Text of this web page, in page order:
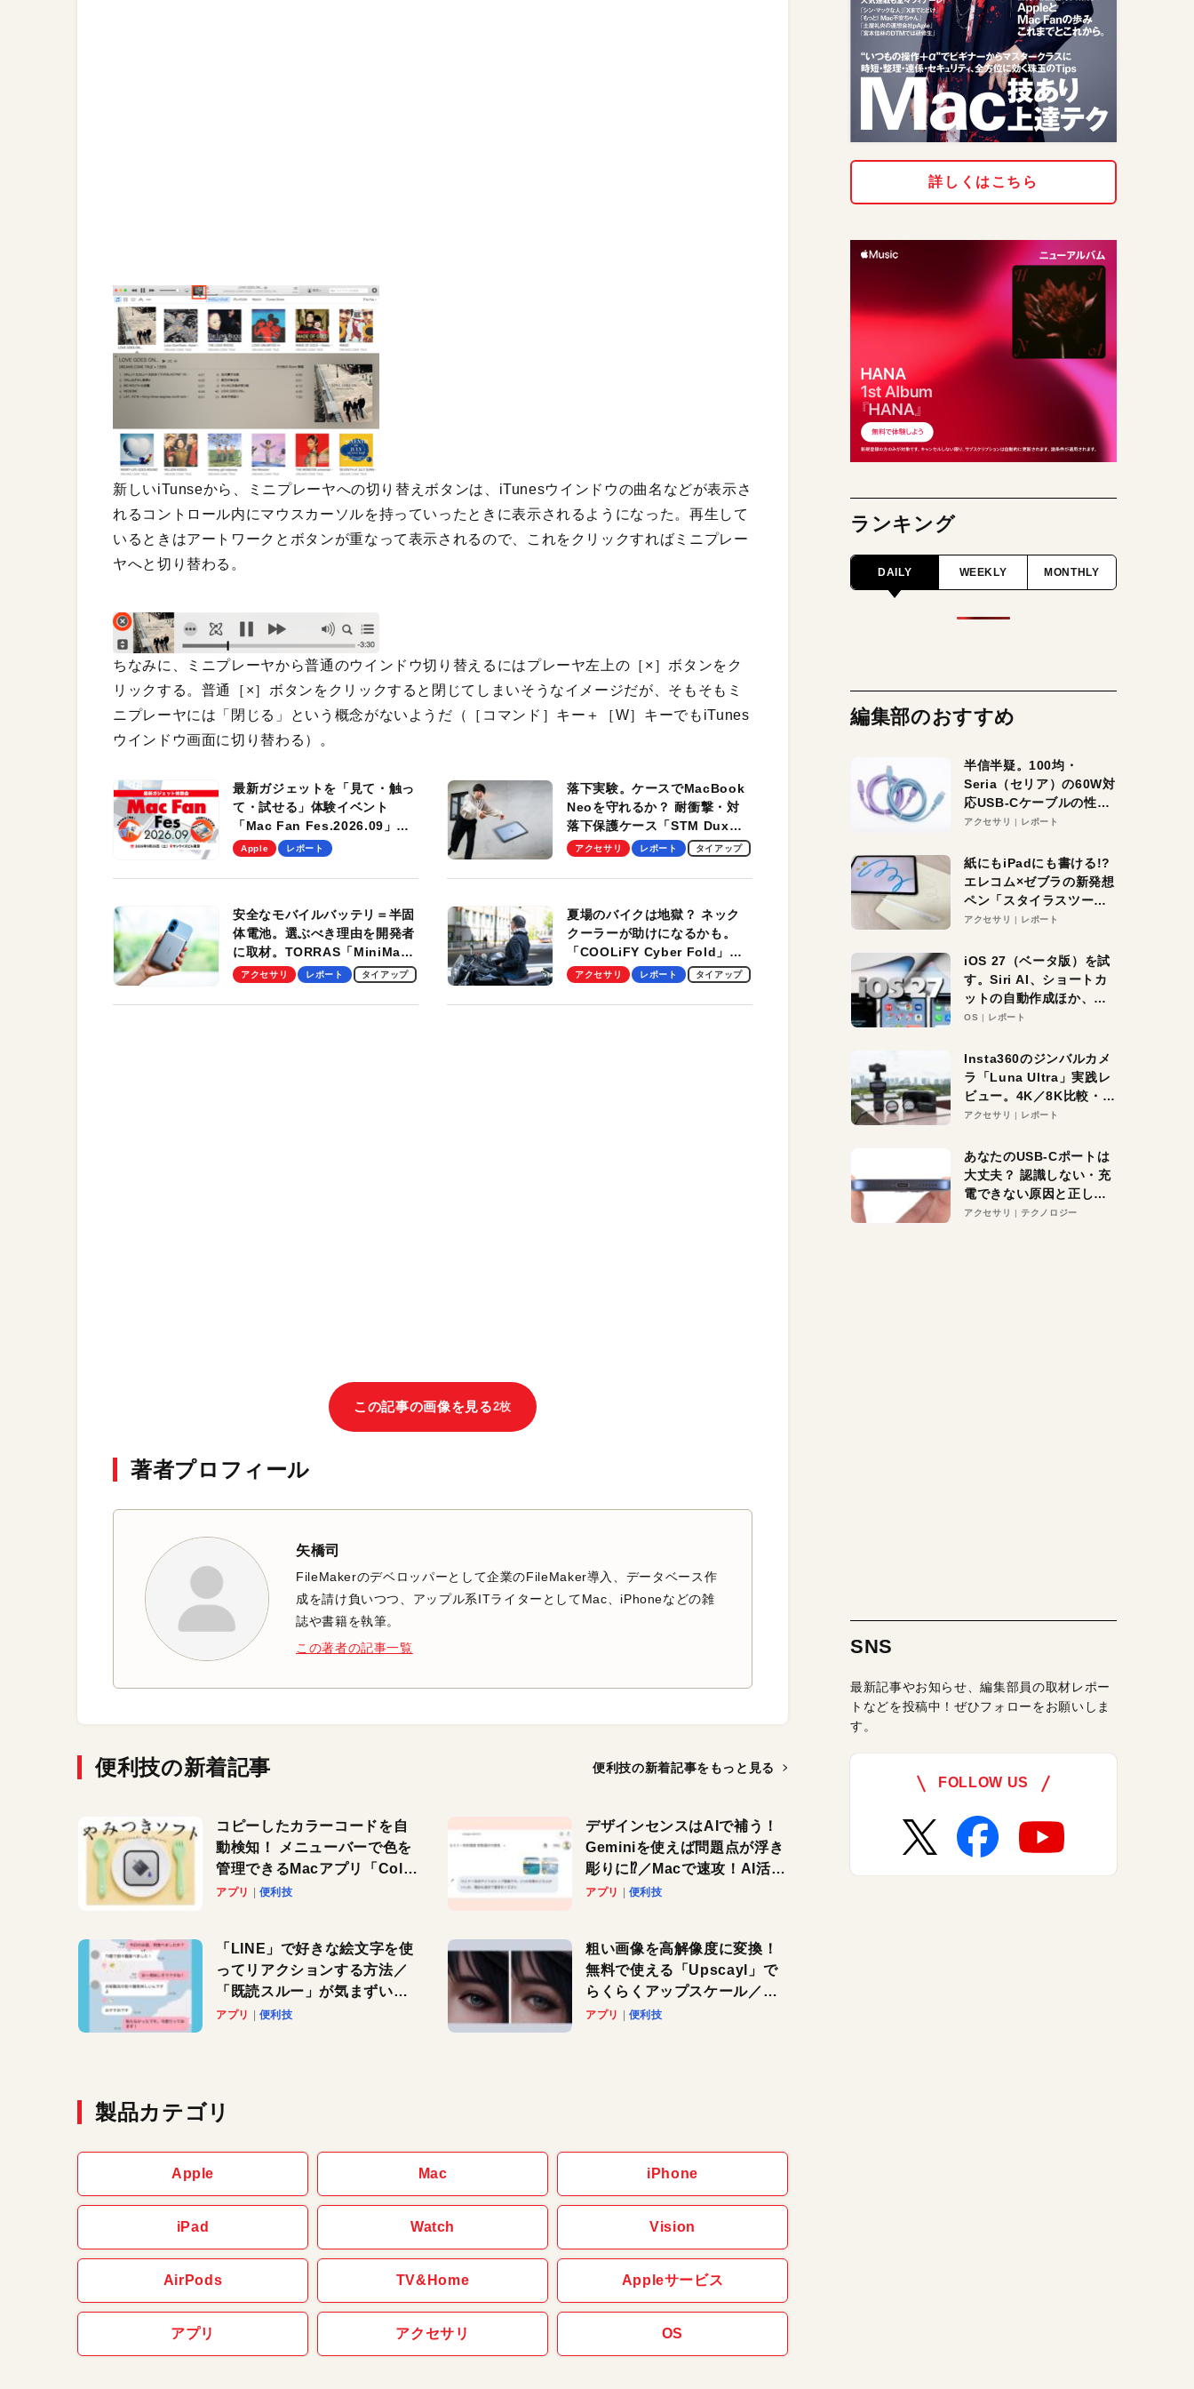
新しいiTunseから、ミニプレーヤへの切り替えボタンは、iTunesウインドウの曲名などが表示さ
れるコントロール内にマウスカーソルを持っていったときに表示されるようになった。再生して
いるときはアートワークとボタンが重なって表示されるので、これをクリックすればミニプレー
ヤへと切り替わる。
ちなみに、ミニプレーヤから普通のウインドウ切り替えるにはプレーヤ左上の［×］ボタンをク
リックする。普通［×］ボタンをクリックすると閉じてしまいそうなイメージだが、そもそもミ
ニプレーヤには「閉じる」という概念がないようだ（［コマンド］キー＋［W］キーでもiTunes
ウインドウ画面に切り替わる）。
最新ガジェットを「見て・触っ
て・試せる」体験イベント
「Mac Fan Fes.2026.09」
を、9月26日（土）に開催しま
Apple レポート
落下実験。ケースでMacBook
Neoを守れるか？ 耐衝撃・対
落下保護ケース「STM Dux
Ultra」を検証。学生、ビジネ
適！
アクセサリ レポート タイアップ
安全なモバイルバッテリ＝半固
体電池。選ぶべき理由を開発者
に取材。TORRAS「MiniMag
Pro」の実機レビューも
アクセサリ レポート タイアップ
夏場のバイクは地獄？ ネック
クーラーが助けになるかも。
「COOLiFY Cyber Fold」レ
ビュー。冷却の速さ、密着する
性がグッド！
アクセサリ レポート タイアップ
この記事の画像を見る2枚
著者プロフィール
矢橋司
FileMakerのデベロッパーとして企業のFileMaker導入、データベース作
成を請け負いつつ、アップル系ITライターとしてMac、iPhoneなどの雑
誌や書籍を執筆。
この著者の記事一覧
便利技の新着記事 便利技の新着記事をもっと見る
コピーしたカラーコードを自
動検知！ メニューバーで色を
管理できるMacアプリ「Color
Copy Bucket」
アプリ 便利技
デザインセンスはAIで補う！
Geminiを使えば問題点が浮き
彫りに⁉︎／Macで速攻！AI活用
テク
アプリ 便利技
「LINE」で好きな絵文字を使
ってリアクションする方法／
「既読スルー」が気まずいと
きに便利です！
アプリ 便利技
粗い画像を高解像度に変換！
無料で使える「Upscayl」で
らくらくアップスケール／
Macで速攻！AI活用テク
アプリ 便利技
製品カテゴリ
Apple Mac iPhone
iPad Watch Vision
AirPods TV&Home Appleサービス
アプリ アクセサリ OS
詳しくはこちら
ランキング
DAILY WEEKLY MONTHLY
編集部のおすすめ
半信半疑。100均・
Seria（セリア）の60W対
応USB-Cケーブルの性能
を検証。超コスパの1本を
アクセサリ レポート
紙にもiPadにも書ける!?
エレコム×ゼブラの新発想
ペン「スタイラスツーウ
ェイ」レビュー。持ち替
アクセサリ レポート
iOS 27（ベータ版）を試
す。Siri AI、ショートカ
ットの自動作成ほか、期
待大の便利機能5選。
る未来はすぐそこ！
OS レポート
Insta360のジンバルカメ
ラ「Luna Ultra」実践レ
ビュー。4K／8K比較・ズ
ーム・夜間撮影をチェッ
アクセサリ レポート
あなたのUSB-Cポートは
大丈夫？ 認識しない・充
電できない原因と正しい
対策
アクセサリ テクノロジー
SNS
最新記事やお知らせ、編集部員の取材レポー
トなどを投稿中！ぜひフォローをお願いしま
す。
FOLLOW US